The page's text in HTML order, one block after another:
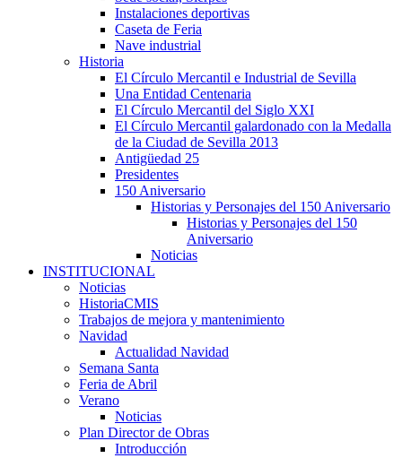
Instalaciones deportivas
Caseta de Feria
Nave industrial
Historia
El Círculo Mercantil e Industrial de Sevilla
Una Entidad Centenaria
El Círculo Mercantil del Siglo XXI
El Círculo Mercantil galardonado con la Medalla
de la Ciudad de Sevilla 2013
Antigüedad 25
Presidentes
150 Aniversario
Historias y Personajes del 150 Aniversario
Historias y Personajes del 150
Aniversario
Noticias
INSTITUCIONAL
Noticias
HistoriaCMIS
Trabajos de mejora y mantenimiento
Navidad
Actualidad Navidad
Semana Santa
Feria de Abril
Verano
Noticias
Plan Director de Obras
Introducción